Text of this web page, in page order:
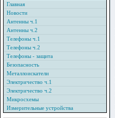
Главная
Новости
Антенны ч.1
Антенны ч.2
Телефоны ч.1
Телефоны ч.2
Телефоны - защита
Безопасность
Металлоискатели
Электричество ч.1
Электричество ч.2
Микросхемы
Измерительные устройства